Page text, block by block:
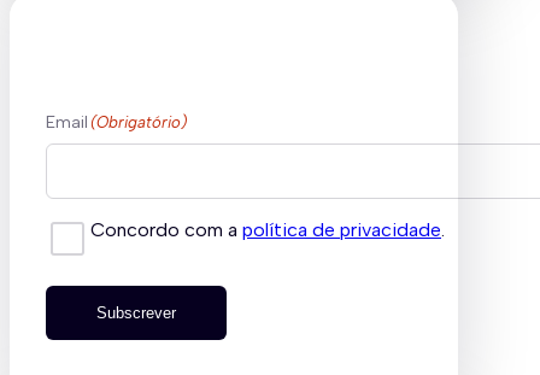
Email (Obrigatório)
Concordo com a política de privacidade
Subscrever